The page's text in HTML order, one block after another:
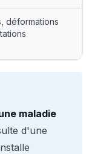
déformations
maladie
d'une